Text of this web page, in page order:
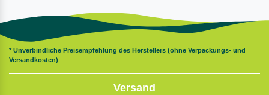
* Unverbindliche Preisempfehlung des Herstellers (ohne Verpackungs- und
Versandkosten)
Versand